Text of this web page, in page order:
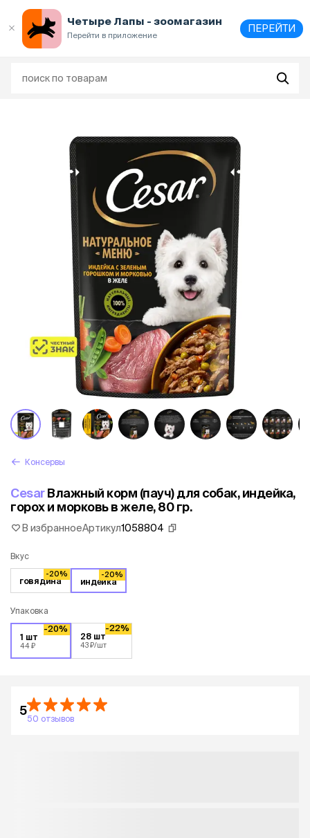
Четыре Лапы - зоомагазин
Перейти в приложение
ПЕРЕЙТИ
Консервы
CesarВлажный корм (пауч) для собак, индейка,
горох и морковь в желе, 80 гр.
В избранноеАртикул1058804
Вкус
говядина
-20%
индейка
-20%
Упаковка
1 шт
44 ₽
-20%
28 шт
43 ₽/шт
-22%
5
50 отзывов